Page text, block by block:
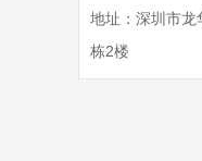
地址：深圳市龙
栋2楼